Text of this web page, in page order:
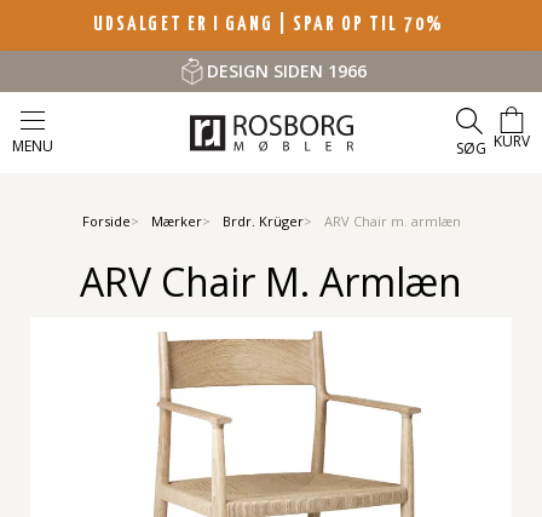
UDSALGET ER I GANG | SPAR OP TIL 70%
DESIGN SIDEN 1966
MENU SØG KURV
Forside Mærker Brdr. Krüger ARV Chair m. armlæn
ARV Chair M. Armlæn